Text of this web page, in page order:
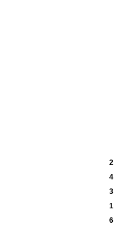
2
4
3
1
6